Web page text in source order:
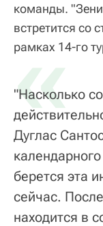
команды.
встретится со
рамках 14-го
«
"Насколько
Дуглас
берется эта
сейчас.
находится в